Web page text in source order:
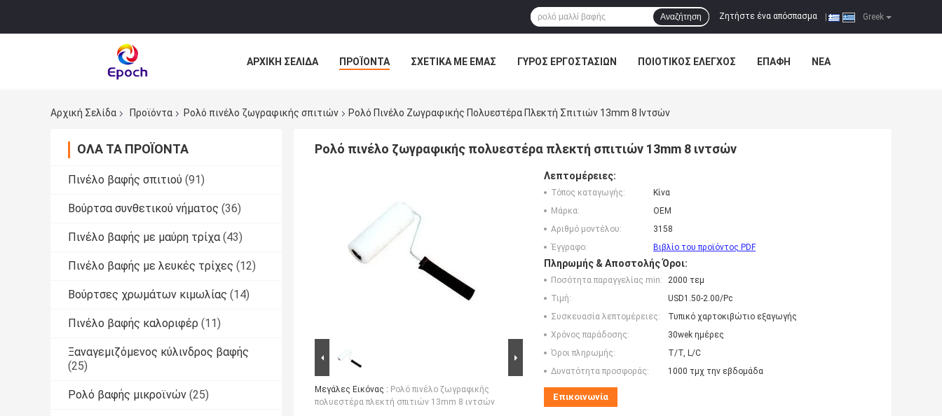
Greek
Ζητήστε ένα απόσπασμα
Αναζήτηση
ΑΡΧΙΚΉ ΣΕΛΊΔΑ ΠΡΟΪΌΝΤΑ ΣΧΕΤΙΚΆ ΜΕ ΕΜΆΣ ΓΎΡΟΣ ΕΡΓΟΣΤΑΣΊΩΝ ΠΟΙΟΤΙΚΌΣ ΈΛΕΓΧΟΣ ΕΠΑΦΉ ΝΈΑ
Αρχική Σελίδα
Προϊόντα Ρολό πινέλο ζωγραφικής σπιτιών Ρολό Πινέλο Ζωγραφικής Πολυεστέρα Πλεκτή Σπιτιών 13mm 8 Ιντσών
ΌΛΑ ΤΑ ΠΡΟΪΌΝΤΑ
Πινέλο βαφής σπιτιού (91)
Βούρτσα συνθετικού νήματος (36)
Πινέλο βαφής με μαύρη τρίχα (43)
Πινέλο βαφής με λευκές τρίχες (12)
Βούρτσες χρωμάτων κιμωλίας (14)
Πινέλο βαφής καλοριφέρ (11)
Ξαναγεμιζόμενος κύλινδρος βαφής
(25)
Ρολό βαφής μικροϊνών (25)
Ρολό πινέλο ζωγραφικής πολυεστέρα πλεκτή σπιτιών 13mm 8 ιντσών
Μεγάλες Εικόνας : Ρολό πινέλο ζωγραφικής
πολυεστέρα πλεκτή σπιτιών 13mm 8 ιντσών
Λεπτομέρειες:
Τόπος καταγωγής:
Κίνα
Μάρκα:
OEM
Αριθμό μοντέλου:
3158
Έγγραφο:
Βιβλίο του προϊόντος PDF
Πληρωμής & Αποστολής Όροι:
Ποσότητα παραγγελίας min:
2000 τεμ
Τιμή:
USD1.50-2.00/Pc
Συσκευασία λεπτομέρειες:
Τυπικό χαρτοκιβώτιο εξαγωγής
Χρόνος παράδοσης:
30wek ημέρες
Όροι πληρωμής:
T/T, L/C
Δυνατότητα προσφοράς:
1000 τμχ την εβδομάδα
Επικοινωνία